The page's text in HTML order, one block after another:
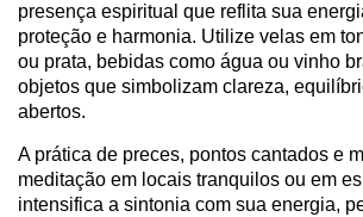
presença espiritual que reflita sua
proteção e harmonia. Utilize velas em
ou prata, bebidas como água ou vinho
objetos que simbolizam clareza,
abertos.
A prática de preces, pontos cantados e
meditação em locais tranquilos ou em
intensifica a sintonia com sua energia,